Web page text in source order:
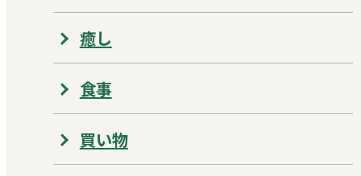
癒し
食事
買い物